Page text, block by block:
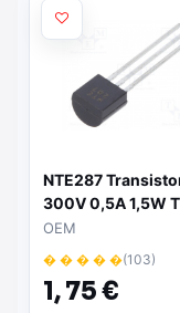
NTE287
300V 0,5A 1,5W
OEM
� � � � �(103)
1,75 €